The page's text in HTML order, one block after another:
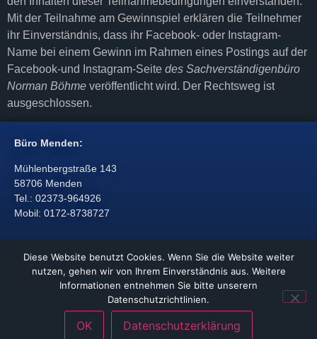
Mit der Teilnahme am Gewinnspiel erklären die Teilnehmer
ihr Einverständnis, dass ihr Facebook- oder Instagram-
Name bei einem Gewinn im Rahmen eines Postings auf der
Facebook-und Instagram-Seite des Sachverständigenbüro
Norman Böhme veröffentlicht wird. Der Rechtsweg ist
ausgeschlossen.
Büro Menden:
Mühlenbergstraße 143
58706 Menden
Tel.: 02373-964926
Mobil: 0172-8738727
Hochsauerlandkreis|Dortmund Hagen|
Datenschutzerklärung|Impressum
Diese Website benutzt Cookies. Wenn Sie die Website weiter
nutzen, gehen wir von Ihrem Einverständnis aus. Weitere
Informationen entnehmen Sie bitte unserern
Datenschutzrichtlinien.
OK Datenschutzerklärung